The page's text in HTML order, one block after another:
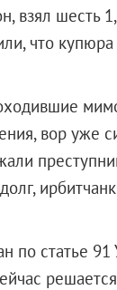
взял шесть
что
вор уже
по статье